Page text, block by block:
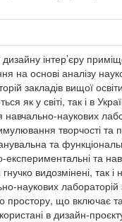
інтер’єру
на основі аналізу
закладів вищої
як у світі, так і в
наукових
творчості та
та
та
видозмінені, так і
наукових лабораторій
простору, що включає
в дизайн-